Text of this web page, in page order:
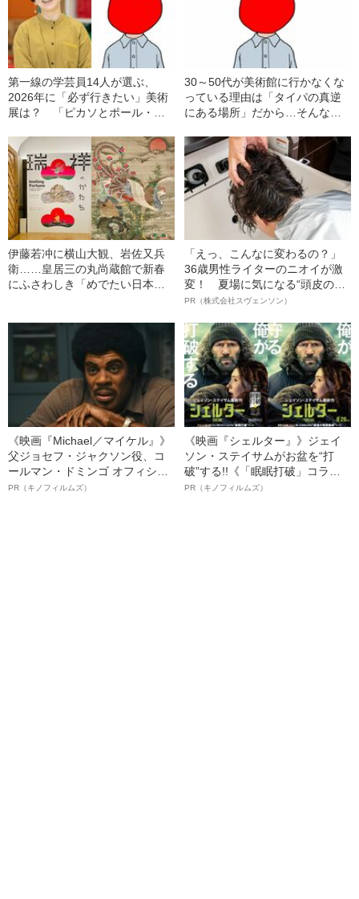
第一線の学芸員14人が選ぶ、
2026年に「必ず行きたい」美術
展は？ 「ピカソとポール・ス
るい不思議な蘆雪ワールド」
30～50代が美術館に行かなくな
っている理由は「タイパの真逆
にある場所」だから…そんな現
楽しみ方”
伊藤若冲に横山大観、岩佐又兵
衛……皇居三の丸尚蔵館で新春
にふさわしき「めでたい日本美
「えっ、こんなに変わるの？」
36歳男性ライターのニオイが激
変！ 夏場に気になる“頭皮のニ
オイ”や“ベタつき”を解消す
ト”が生み出した徹底ケアとは
PR（株式会社スヴェンソン）
《映画『Michael／マイケル』》
父ジョセフ・ジャクソン役、コ
ールマン・ドミンゴ オフィシャ
ルインタビュー“観客を魅了した
PR（キノフィルムズ）
《映画『シェルター』》ジェイ
ソン・ステイサムがお盆を“打
破”する!!《「眠眠打破」コラ
ボ》
PR（キノフィルムズ）